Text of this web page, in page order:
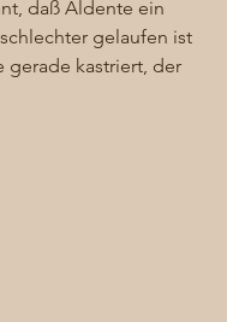
daß Aldente ein
gelaufen ist
gerade kastriert, der